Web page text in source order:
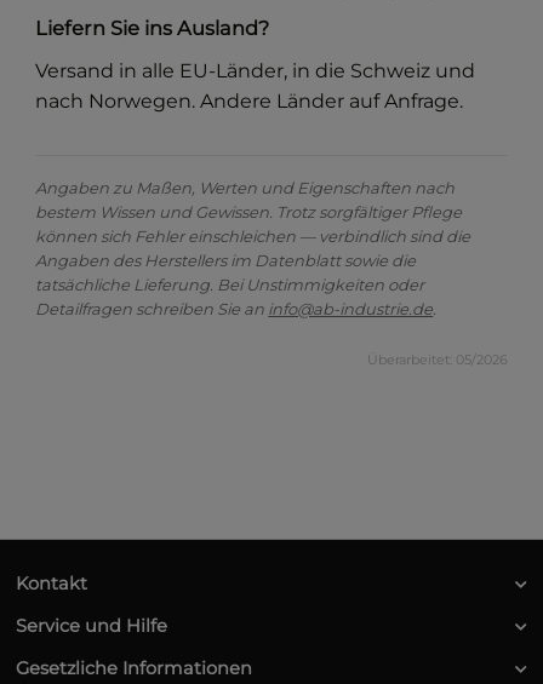
Liefern Sie ins Ausland?
Versand in alle EU-Länder, in die Schweiz und
nach Norwegen. Andere Länder auf Anfrage.
Angaben zu Maßen, Werten und Eigenschaften nach
bestem Wissen und Gewissen. Trotz sorgfältiger Pflege
können sich Fehler einschleichen — verbindlich sind die
Angaben des Herstellers im Datenblatt sowie die
tatsächliche Lieferung. Bei Unstimmigkeiten oder
Detailfragen schreiben Sie an info@ab-industrie.de
Überarbeitet: 05/2026
Kontakt
Service und Hilfe
Gesetzliche Informationen